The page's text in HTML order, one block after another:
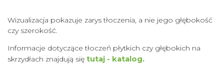
Wizualizacja pokazuje zarys tłoczenia, a nie jego głębokość
czy szerokość.
Informacje dotyczące tłoczeń płytkich czy głębokich na
skrzydłach znajdują się tutaj - katalog.